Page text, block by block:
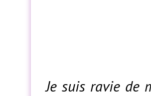
Je suis ravie de